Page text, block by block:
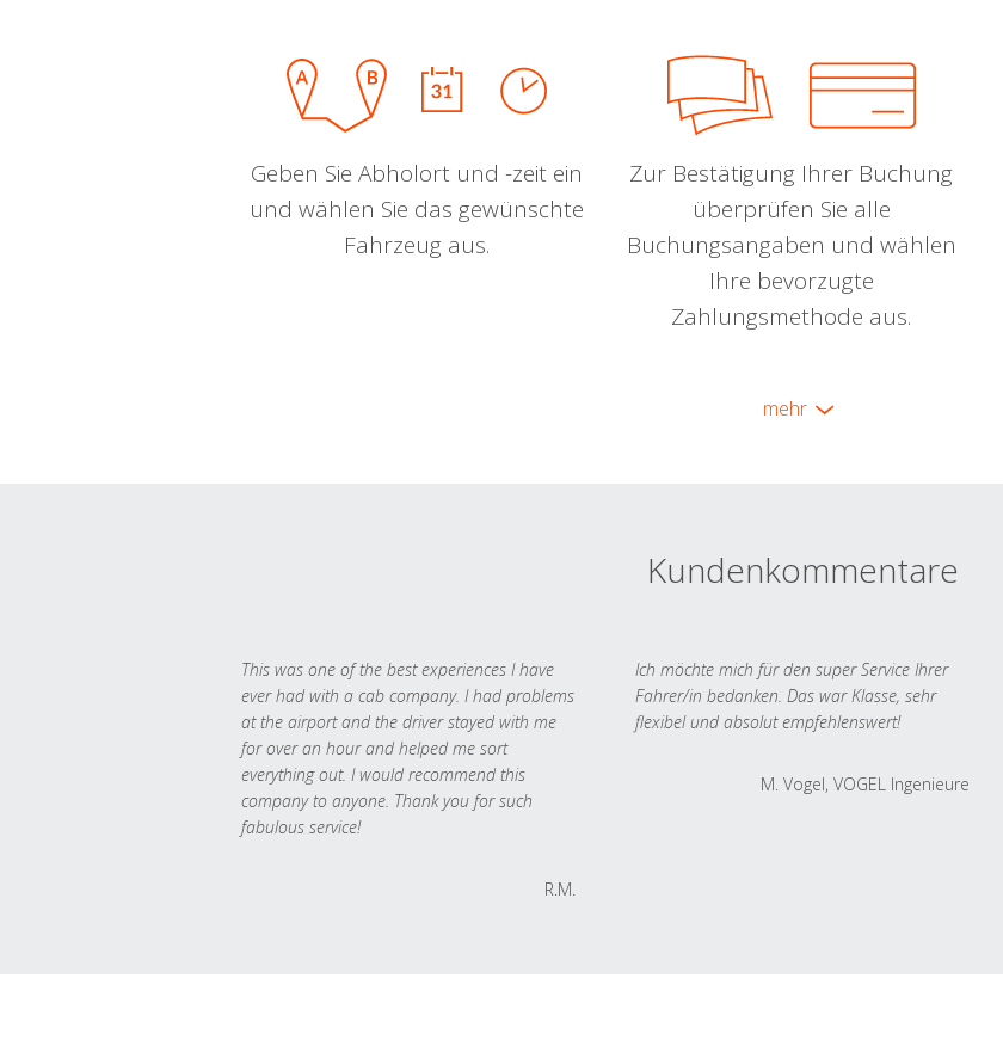
Geben Sie Abholort und -zeit ein
und wählen Sie das gewünschte
Fahrzeug aus.
Zur Bestätigung Ihrer Buchung
überprüfen Sie alle
Buchungsangaben und wählen
Ihre bevorzugte
Zahlungsmethode aus.
mehr
Kundenkommentare
This was one of the best experiences I have
ever had with a cab company. I had problems
at the airport and the driver stayed with me
for over an hour and helped me sort
everything out. I would recommend this
company to anyone. Thank you for such
fabulous service!
R.M.
Ich möchte mich für den super Service Ihrer
Fahrer/in bedanken. Das war Klasse, sehr
flexibel und absolut empfehlenswert!
M. Vogel, VOGEL Ingenieure